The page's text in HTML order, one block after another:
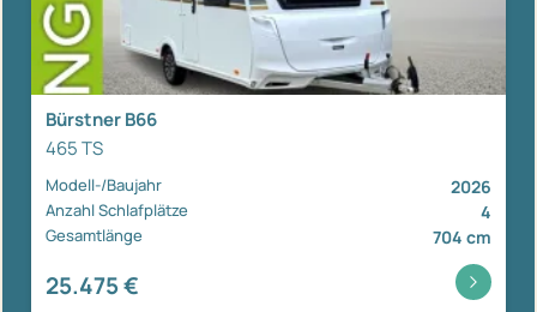
Bürstner B66
465 TS
Modell-/Baujahr 2026
Anzahl Schlafplätze 4
Gesamtlänge 704 cm
25.475 €